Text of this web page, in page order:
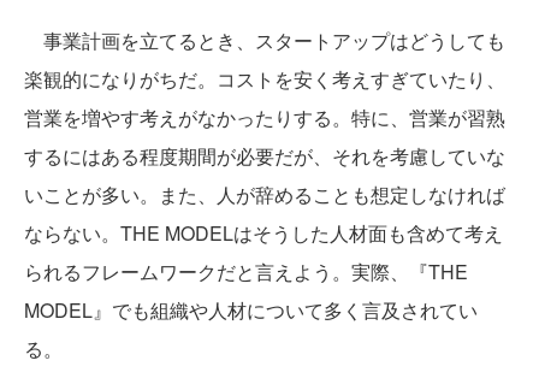
事業計画を立てるとき、スタートアップはどうしても
楽観的になりがちだ。コストを安く考えすぎていたり、
営業を増やす考えがなかったりする。特に、営業が習熟
するにはある程度期間が必要だが、それを考慮していな
いことが多い。また、人が辞めることも想定しなければ
ならない。THE MODELはそうした人材面も含めて考え
られるフレームワークだと言えよう。実際、『THE
MODEL』でも組織や人材について多く言及されてい
る。